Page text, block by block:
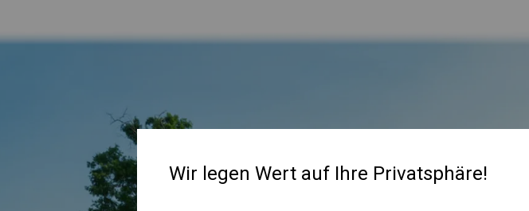
Wir legen Wert auf Ihre Privatsphäre!